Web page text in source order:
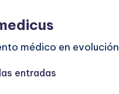
médico en
entradas